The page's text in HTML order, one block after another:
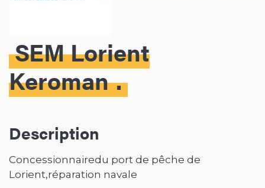
SEM Lorient
Keroman
Description
Concessionnairedu port de pêche de
Lorient,réparation navale